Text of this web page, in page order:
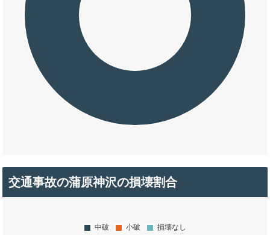
交通事故の蒲原神沢の損壊割合